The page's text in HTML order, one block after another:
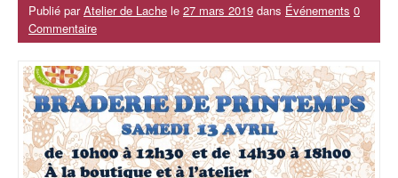
Publié parAtelier de Lache le 27 mars 2019 dans Événements 0
Commentaire